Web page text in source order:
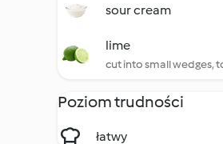
sour cream
lime
cut into small wedges,
Poziom trudności
łatwy